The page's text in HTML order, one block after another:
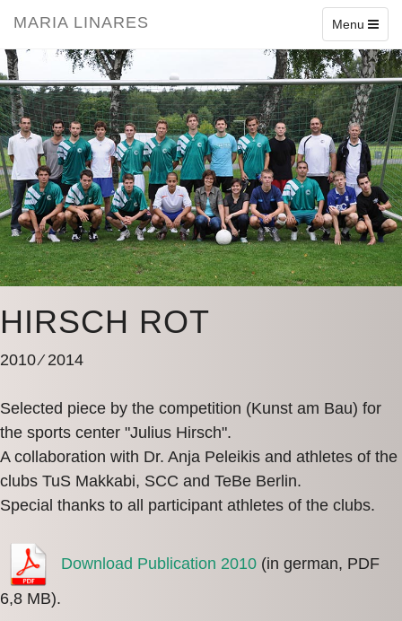
Toggle
navigation
Menu
MARIA LINARES
HIRSCH ROT
2010 ⁄ 2014
Selected piece by the competition (Kunst am Bau) for
the sports center "Julius Hirsch".
A collaboration with Dr. Anja Peleikis and athletes of the
clubs TuS Makkabi, SCC and TeBe Berlin.
Special thanks to all participant athletes of the clubs.
Download Publication 2010 (in german, PDF
6,8 MB).